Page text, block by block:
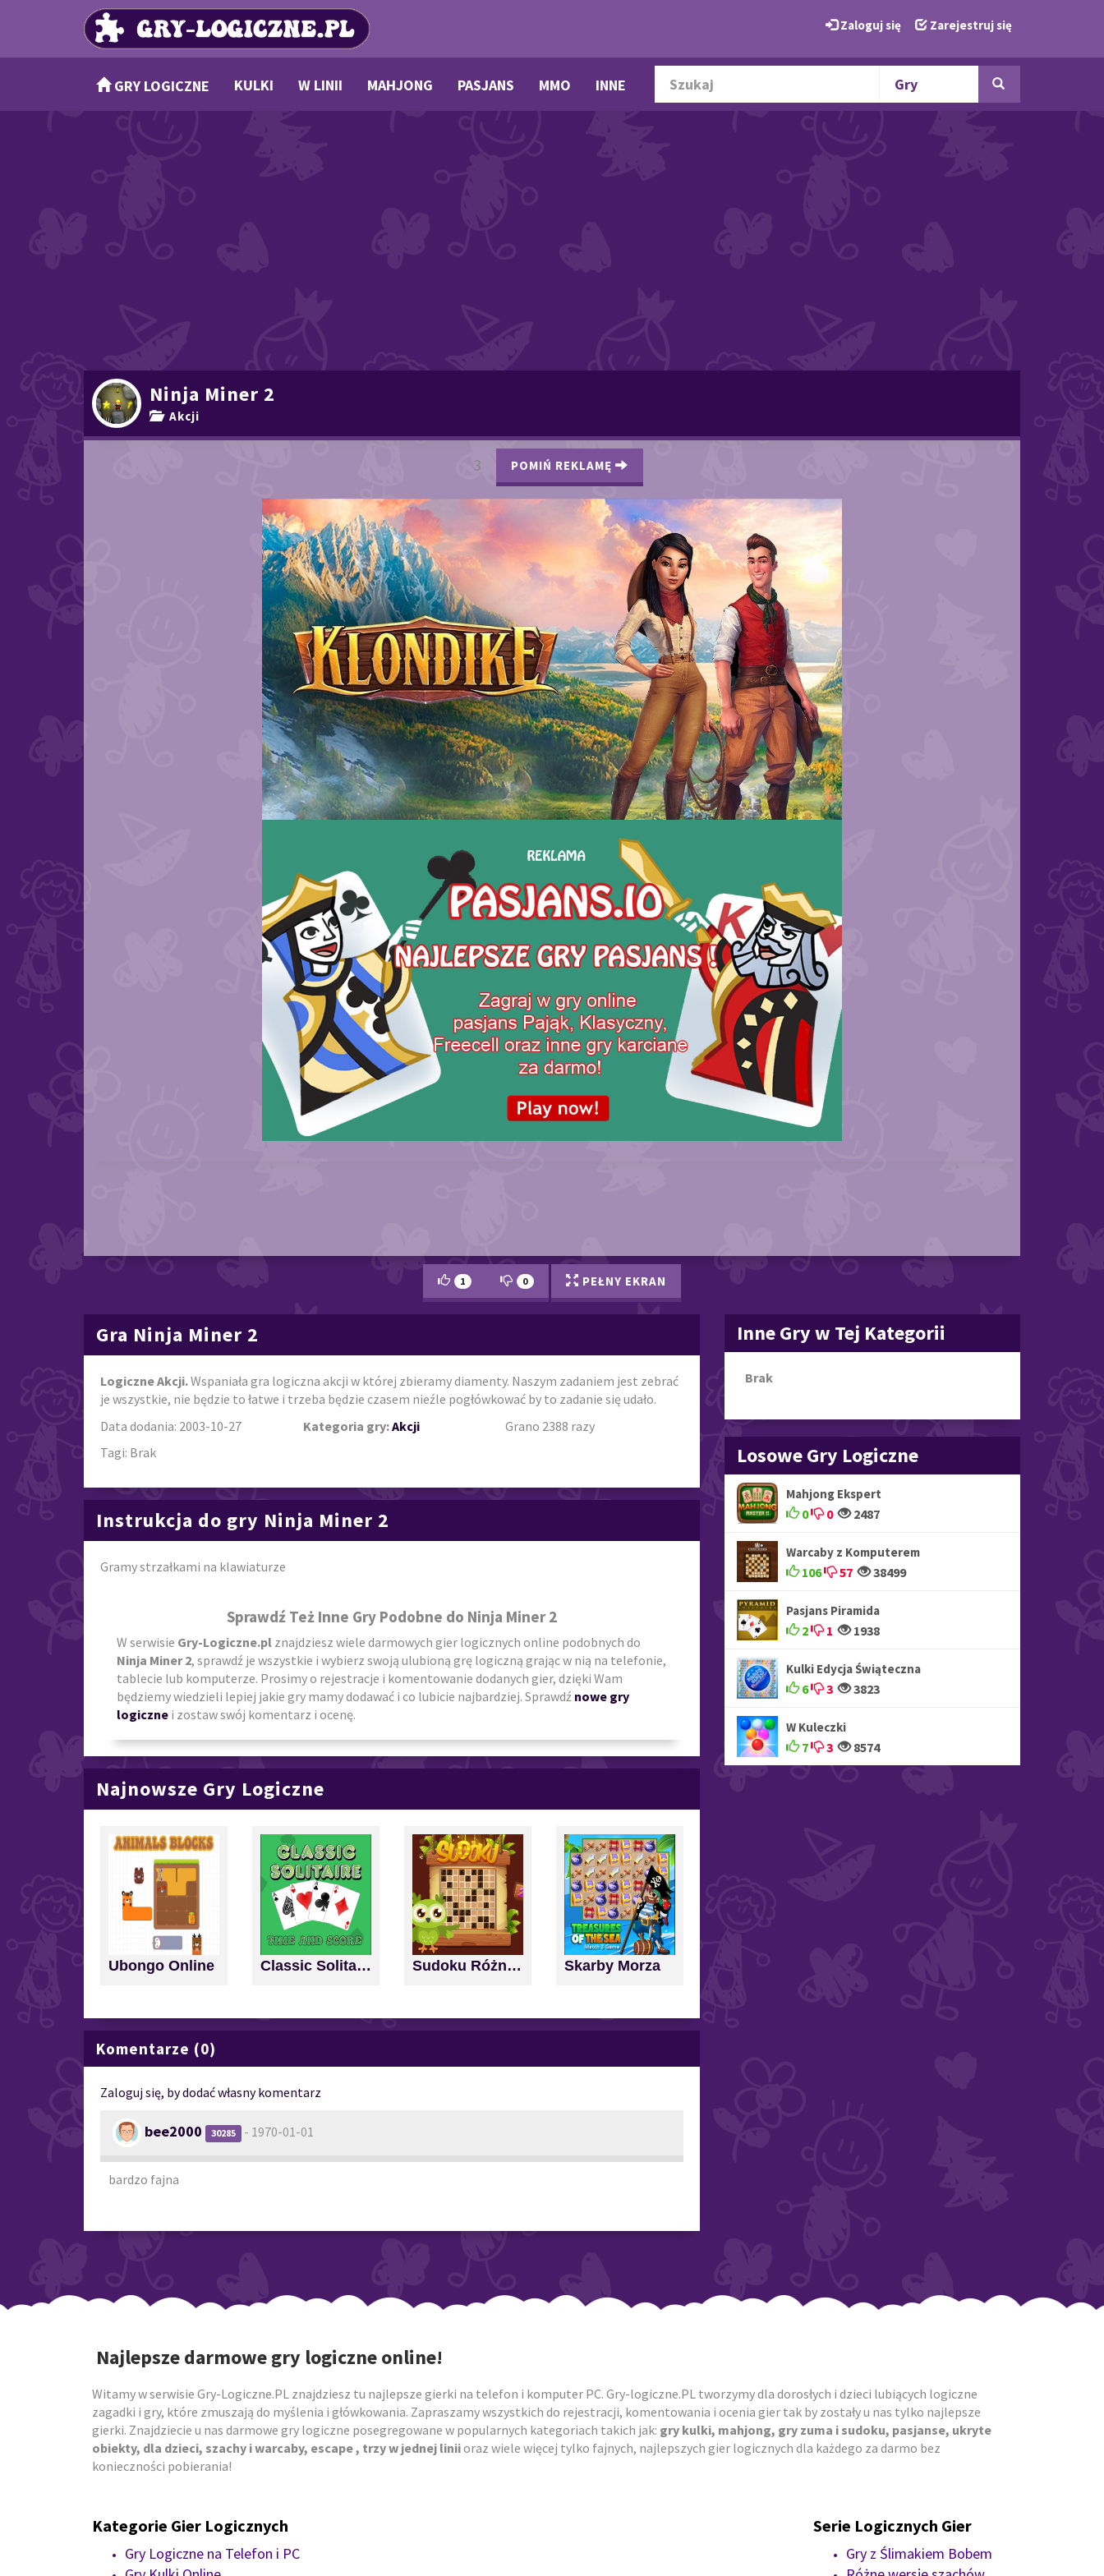
Zaloguj się Zarejestruj się
GRY LOGICZNE KULKI W LINII MAHJONG PASJANS MMO INNE
Ninja Miner 2
Akcji
2 POMIŃ REKLAMĘ
1 0 PEŁNY EKRAN
Inne Gry w Tej Kategorii
Brak
Losowe Gry Logiczne
Mahjong Ekspert
0 0 2487
Warcaby z Komputerem
106 57 38499
Pasjans Piramida
2 1 1938
Kulki Edycja Świąteczna
6 3 3823
W Kuleczki
7 3 8574
Gra Ninja Miner 2
Logiczne Akcji.Wspaniała gra logiczna akcji w której zbieramy diamenty. Naszym zadaniem jest zebrać
je wszystkie, nie będzie to łatwe i trzeba będzie czasem nieźle pogłówkować by to zadanie się udało.
Data dodania: 2003-10-27
Kategoria gry:Akcji
Grano 2388 razy
Tagi: Brak
Instrukcja do gry Ninja Miner 2
Gramy strzałkami na klawiaturze
Sprawdź Też Inne Gry Podobne do Ninja Miner 2
W serwisie Gry-Logiczne.pl znajdziesz wiele darmowych gier logicznych online podobnych do
Ninja Miner 2, sprawdź je wszystkie i wybierz swoją ulubioną grę logiczną grając w nią na telefonie,
tablecie lub komputerze. Prosimy o rejestracje i komentowanie dodanych gier, dzięki Wam
będziemy wiedzieli lepiej jakie gry mamy dodawać i co lubicie najbardziej. Sprawdź nowe gry
logiczne i zostaw swój komentarz i ocenę.
Najnowsze Gry Logiczne
Ubongo Online Classic Solitaire: Time and Score Sudoku Różne Poziomy Skarby Morza
Komentarze (0)
Zaloguj się, by dodać własny komentarz
bee2000 30285 - 1970-01-01
bardzo fajna
Najlepsze darmowe gry logiczne online!
Witamy w serwisie Gry-Logiczne.PL znajdziesz tu najlepsze gierki na telefon i komputer PC. Gry-logiczne.PL tworzymy dla dorosłych i dzieci lubiących logiczne
zagadki i gry, które zmuszają do myślenia i główkowania. Zapraszamy wszystkich do rejestracji, komentowania i ocenia gier tak by zostały u nas tylko najlepsze
gierki. Znajdziecie u nas darmowe gry logiczne posegregowane w popularnych kategoriach takich jak: gry kulki, mahjong, gry zuma i sudoku, pasjanse, ukryte
obiekty, dla dzieci, szachy i warcaby, escape , trzy w jednej liniioraz wiele więcej tylko fajnych, najlepszych gier logicznych dla każdego za darmo bez
konieczności pobierania!
Kategorie Gier Logicznych
Gry Logiczne na Telefon i PC
Serie Logicznych Gier
Gry z Ślimakiem Bobem